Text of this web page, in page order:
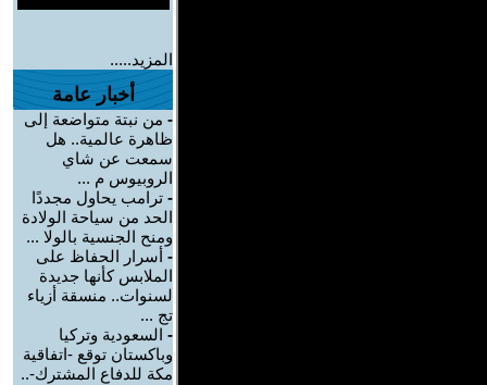
المزيد.....
أخبار عامة
- من نبتة متواضعة إلى
ظاهرة عالمية.. هل
سمعت عن شاي
الروبيوس م ...
- ترامب يحاول مجددًا
الحد من سياحة الولادة
ومنح الجنسية بالولا ...
- أسرار الحفاظ على
الملابس كأنها جديدة
لسنوات.. منسقة أزياء
تج ...
- السعودية وتركيا
وباكستان توقع -اتفاقية
مكة للدفاع المشترك-..